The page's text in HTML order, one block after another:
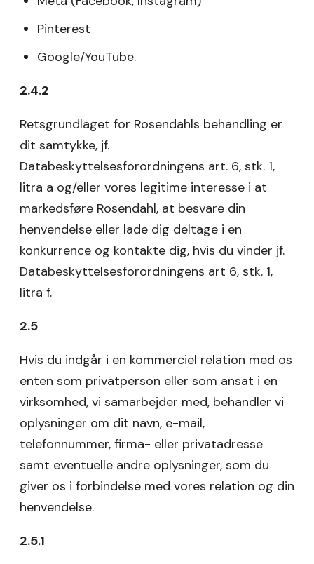
Pinterest
Google/YouTube.
2.4.2
Retsgrundlaget for Rosendahls behandling er
dit samtykke, jf.
Databeskyttelsesforordningens art. 6, stk. 1,
litra a og/eller vores legitime interesse i at
markedsføre Rosendahl, at besvare din
henvendelse eller lade dig deltage i en
konkurrence og kontakte dig, hvis du vinder jf.
Databeskyttelsesforordningens art 6, stk. 1,
litra f.
2.5
Hvis du indgår i en kommerciel relation med os
enten som privatperson eller som ansat i en
virksomhed, vi samarbejder med, behandler vi
oplysninger om dit navn, e-mail,
telefonnummer, firma- eller privatadresse
samt eventuelle andre oplysninger, som du
giver os i forbindelse med vores relation og din
henvendelse.
2.5.1